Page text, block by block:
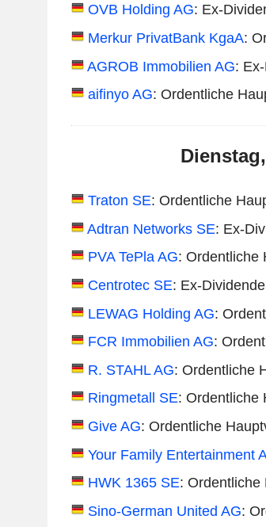
OVB Holding AG: Ex-
Merkur PrivatBank KgaA:
AGROB Immobilien AG:
aifinyo AG: Ordentliche
Traton SE: Ordentliche
Adtran Networks SE: Ex-
PVA TePla AG: Ordentliche
Centrotec SE: Ex-
LEWAG Holding AG:
FCR Immobilien AG:
R. STAHL AG: Ordentliche
Ringmetall SE: Ordentliche
Give AG: Ordentliche
Your Family Entertainment
HWK 1365 SE: Ordentliche
Sino-German United AG: